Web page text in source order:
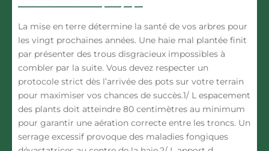
La mise en terre détermine la santé de vos arbres pour
les vingt prochaines années. Une haie mal plantée finit
par présenter des trous disgracieux impossibles à
combler par la suite. Vous devez respecter un
protocole strict dès l’arrivée des pots sur votre terrain
pour maximiser vos chances de succès.1/ L espacement
des plants doit atteindre 80 centimètres au minimum
pour garantir une aération correcte entre les troncs. Un
serrage excessif provoque des maladies fongiques